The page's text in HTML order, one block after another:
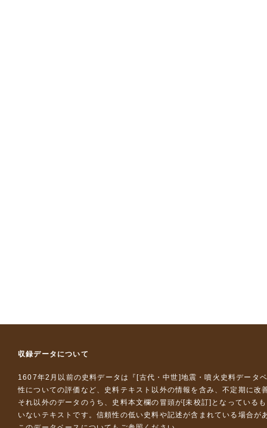
収録データについて
1607年2月以前の史料データは『 [古代・中世]地震・噴火史料データ
性についての評価など、史料テキスト以外の情報を含み、不定期に改
それ以外のデータのうち、史料本文欄の冒頭が[未校訂]となっている
いないテキストです。信頼性の低い史料や記述が含まれている場合が